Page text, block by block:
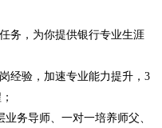
，为你提供银行专业生涯
验，加速专业能力提升，3
导师、一对一培养师父、